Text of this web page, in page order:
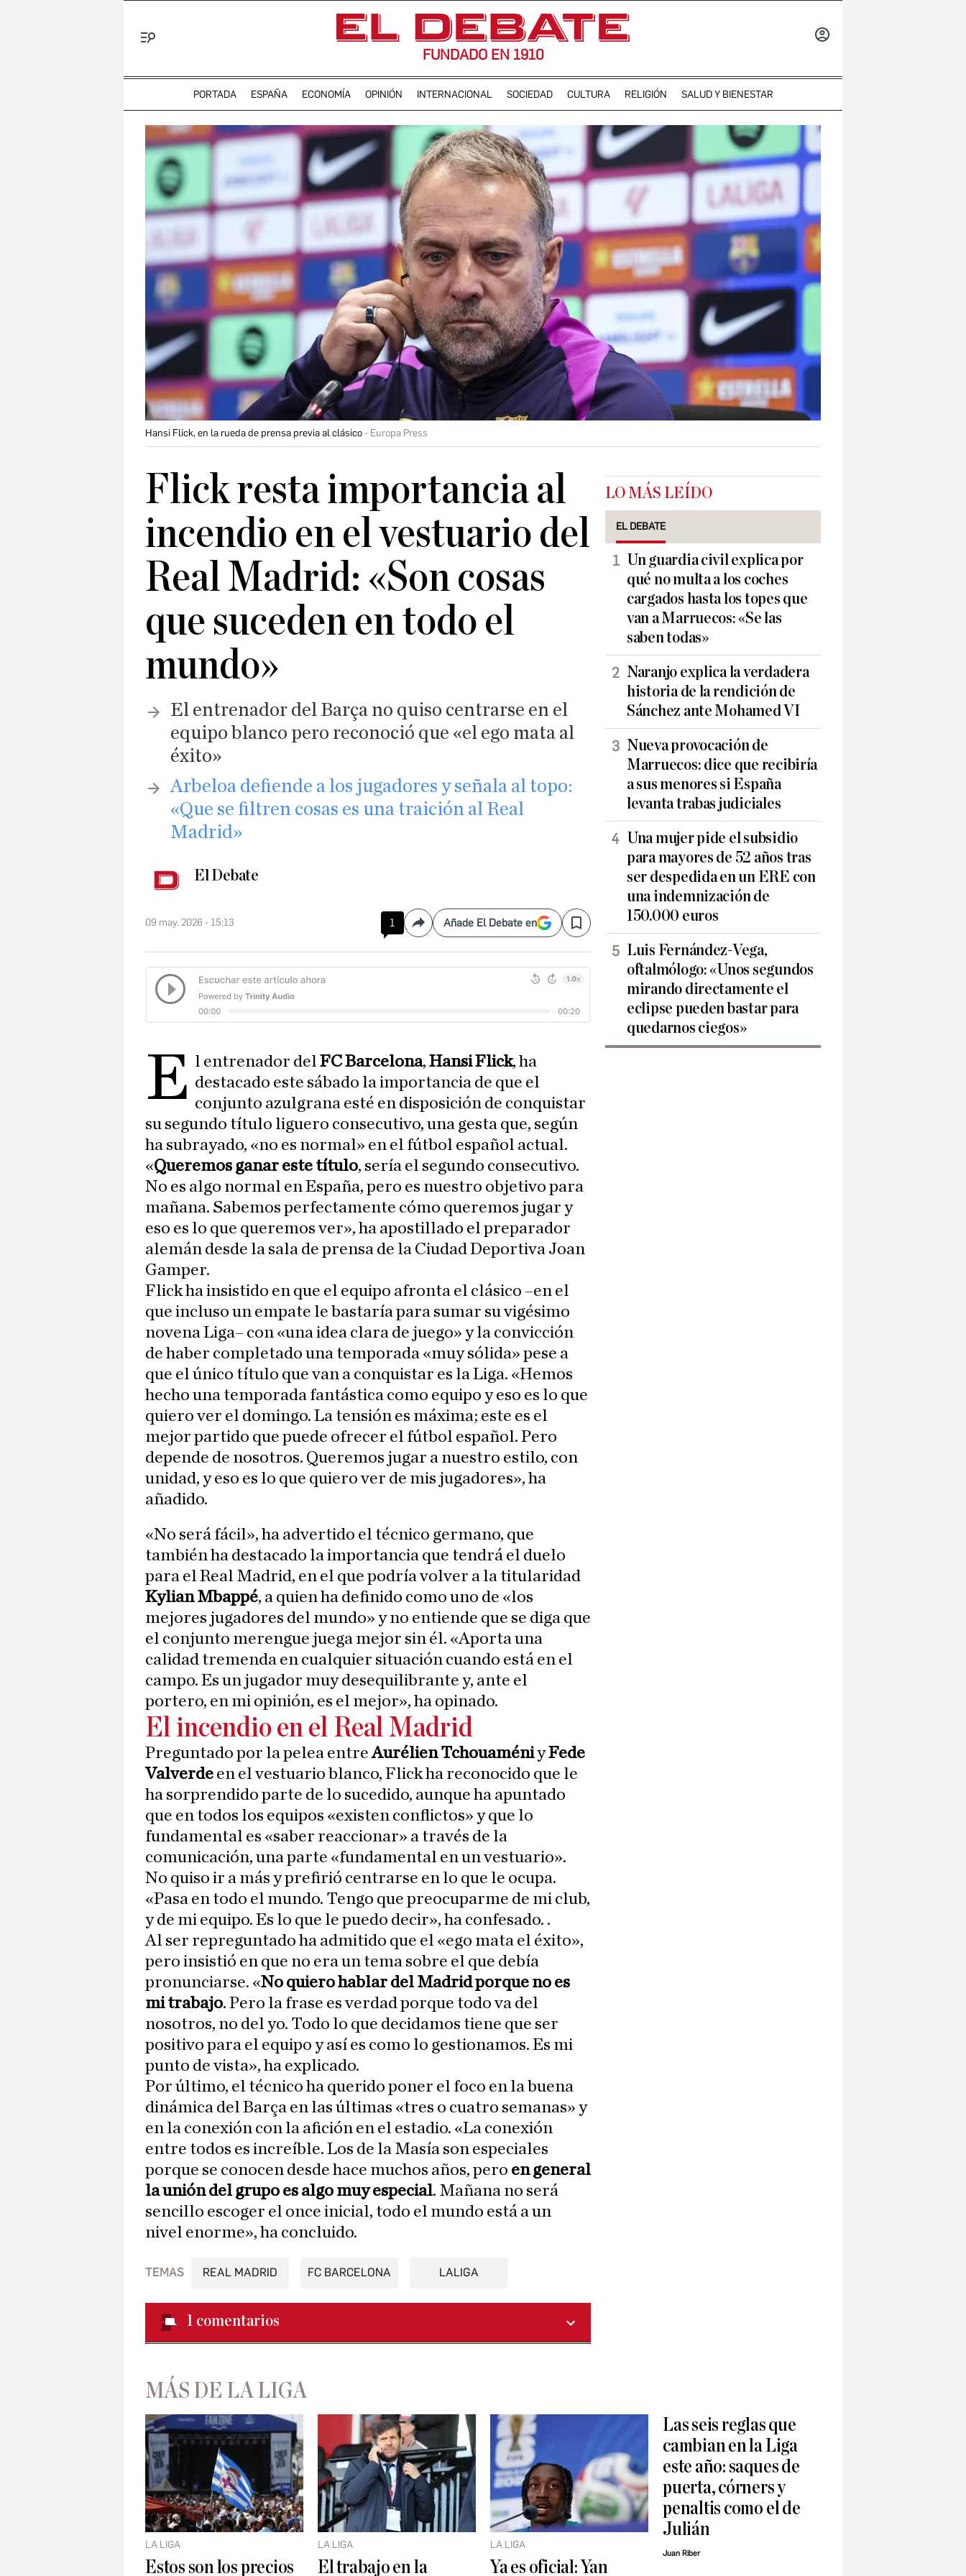
FUNDADO EN 1910
PORTADA ESPAÑA ECONOMÍA OPINIÓN INTERNACIONAL SOCIEDAD CULTURA RELIGIÓN SALUD Y BIENESTAR
Hansi Flick, en la rueda de prensa previa al clásico Europa Press
Flick resta importancia al
incendio en el vestuario del
Real Madrid: «Son cosas
que suceden en todo el
mundo»
El entrenador del Barça no quiso centrarse en el
equipo blanco pero reconoció que «el ego mata al
éxito»
Arbeloa defiende a los jugadores y señala al topo:
«Que se filtren cosas es una traición al Real
Madrid»
El Debate
09 may. 2026 - 15:13 1 CompartirAñade El Debate en Save
E l entrenador delFC Barcelona,Hansi Flick, ha
destacado este sábado la importancia de que el
conjunto azulgrana esté en disposición de conquistar
su segundo título liguero consecutivo, una gesta que, según
ha subrayado, «no es normal» en el fútbol español actual.
«Queremos ganar este título, sería el segundo consecutivo.
No es algo normal en España, pero es nuestro objetivo para
mañana. Sabemos perfectamente cómo queremos jugar y
eso es lo que queremos ver», ha apostillado el preparador
alemán desde la sala de prensa de la Ciudad Deportiva Joan
Gamper.
Flick ha insistido en que el equipo afronta el clásico –en el
que incluso un empate le bastaría para sumar su vigésimo
novena Liga– con «una idea clara de juego» y la convicción
de haber completado una temporada «muy sólida» pese a
que el único título que van a conquistar es la Liga. «Hemos
hecho una temporada fantástica como equipo y eso es lo que
quiero ver el domingo. La tensión es máxima; este es el
mejor partido que puede ofrecer el fútbol español. Pero
depende de nosotros. Queremos jugar a nuestro estilo, con
unidad, y eso es lo que quiero ver de mis jugadores», ha
añadido.
«No será fácil», ha advertido el técnico germano, que
también ha destacado la importancia que tendrá el duelo
para el Real Madrid, en el que podría volver a la titularidad
Kylian Mbappé, a quien ha definido como uno de «los
mejores jugadores del mundo» y no entiende que se diga que
el conjunto merengue juega mejor sin él. «Aporta una
calidad tremenda en cualquier situación cuando está en el
campo. Es un jugador muy desequilibrante y, ante el
portero, en mi opinión, es el mejor», ha opinado.
El incendio en el Real Madrid
Preguntado por la pelea entreAurélien TchouaméniyFede
Valverde en el vestuario blanco, Flick ha reconocido que le
ha sorprendido parte de lo sucedido, aunque ha apuntado
que en todos los equipos «existen conflictos» y que lo
fundamental es «saber reaccionar» a través de la
comunicación, una parte «fundamental en un vestuario».
No quiso ir a más y prefirió centrarse en lo que le ocupa.
«Pasa en todo el mundo. Tengo que preocuparme de mi club,
y de mi equipo. Es lo que le puedo decir», ha confesado. .
Al ser repreguntado ha admitido que el «ego mata el éxito»,
pero insistió en que no era un tema sobre el que debía
pronunciarse. «No quiero hablar del Madrid porque no es
mi trabajo. Pero la frase es verdad porque todo va del
nosotros, no del yo. Todo lo que decidamos tiene que ser
positivo para el equipo y así es como lo gestionamos. Es mi
punto de vista», ha explicado.
Por último, el técnico ha querido poner el foco en la buena
dinámica del Barça en las últimas «tres o cuatro semanas» y
en la conexión con la afición en el estadio. «La conexión
entre todos es increíble. Los de la Masía son especiales
porque se conocen desde hace muchos años, pero en general
la unión del grupo es algo muy especial. Mañana no será
sencillo escoger el once inicial, todo el mundo está a un
nivel enorme», ha concluido.
TEMAS REAL MADRID FC BARCELONA LALIGA
1 comentarios
LO MÁS LEÍDO
EL DEBATE
Un guardia civil explica por
qué no multa a los coches
cargados hasta los topes que
van a Marruecos: «Se las
saben todas»
Naranjo explica la verdadera
historia de la rendición de
Sánchez ante Mohamed VI
Nueva provocación de
Marruecos: dice que recibiría
a sus menores si España
levanta trabas judiciales
Una mujer pide el subsidio
para mayores de 52 años tras
ser despedida en un ERE con
una indemnización de
150.000 euros
Luis Fernández-Vega,
oftalmólogo: «Unos segundos
mirando directamente el
eclipse pueden bastar para
quedarnos ciegos»
MÁS DE LA LIGA
LA LIGA
Estos son los precios
LA LIGA
El trabajo en la
LA LIGA
Ya es oficial: Yan
Las seis reglas que
cambian en la Liga
este año: saques de
puerta, córners y
penaltis como el de
Julián
Juan Riber